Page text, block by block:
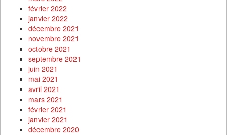
février 2022
janvier 2022
décembre 2021
novembre 2021
octobre 2021
septembre 2021
juin 2021
mai 2021
avril 2021
mars 2021
février 2021
janvier 2021
décembre 2020